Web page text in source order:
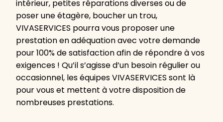
intérieur, petites réparations diverses ou de
poser une étagère, boucher un trou,
VIVASERVICES pourra vous proposer une
prestation en adéquation avec votre demande
pour 100% de satisfaction afin de répondre à vos
exigences ! Qu’il s’agisse d’un besoin régulier ou
occasionnel, les équipes VIVASERVICES sont là
pour vous et mettent à votre disposition de
nombreuses prestations.